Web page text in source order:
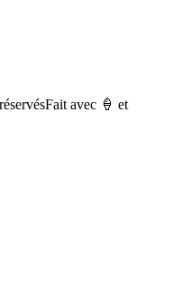
Fait avec 🍦 et